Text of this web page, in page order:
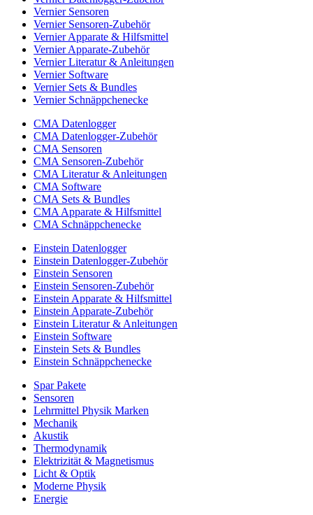
Vernier Sensoren
Vernier Sensoren-Zubehör
Vernier Apparate & Hilfsmittel
Vernier Apparate-Zubehör
Vernier Literatur & Anleitungen
Vernier Software
Vernier Sets & Bundles
Vernier Schnäppchenecke
CMA Datenlogger
CMA Datenlogger-Zubehör
CMA Sensoren
CMA Sensoren-Zubehör
CMA Literatur & Anleitungen
CMA Software
CMA Sets & Bundles
CMA Apparate & Hilfsmittel
CMA Schnäppchenecke
Einstein Datenlogger
Einstein Datenlogger-Zubehör
Einstein Sensoren
Einstein Sensoren-Zubehör
Einstein Apparate & Hilfsmittel
Einstein Apparate-Zubehör
Einstein Literatur & Anleitungen
Einstein Software
Einstein Sets & Bundles
Einstein Schnäppchenecke
Spar Pakete
Sensoren
Lehrmittel Physik Marken
Mechanik
Akustik
Thermodynamik
Elektrizität & Magnetismus
Licht & Optik
Moderne Physik
Energie